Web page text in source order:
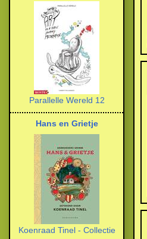
Parallelle Wereld 12
Hans en Grietje
Koenraad Tinel - Collectie